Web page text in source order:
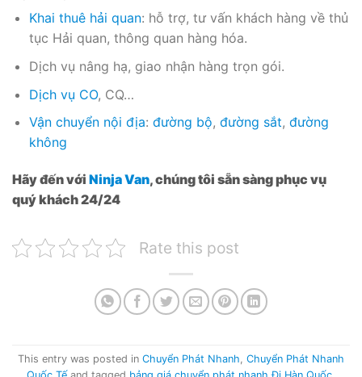
Khai thuê hải quan: hỗ trợ, tư vấn khách hàng về thủ
tục Hải quan, thông quan hàng hóa.
Dịch vụ nâng hạ, giao nhận hàng trọn gói.
Dịch vụ CO, CQ…
Vận chuyển nội địa: đường bộ, đường sắt, đường
không
Hãy đến với Ninja Van, chúng tôi sẵn sàng phục vụ
quý khách 24/24
Rate this post
This entry was posted in Chuyển Phát Nhanh Chuyển Phát Nhanh
Quốc Tếand tagged bảng giá chuyển phát nhanh Đi Hàn Quốc